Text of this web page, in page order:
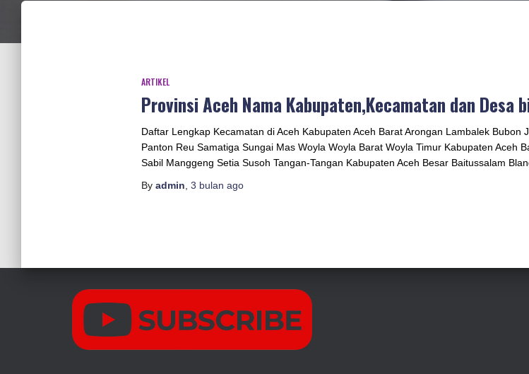
ARTIKEL
Provinsi Aceh Nama Kabupaten,Kecamatan dan Desa
Daftar Lengkap Kecamatan di Aceh Kabupaten Aceh Barat Arongan Lambalek
Panton Reu Samatiga Sungai Mas Woyla Woyla Barat Woyla Timur Kabupaten Aceh
Sabil Manggeng Setia Susoh Tangan-Tangan Kabupaten Aceh Besar Baitussalam
By admin 3 bulan ago